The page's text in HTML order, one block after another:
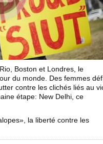
Boston et Londres, le
du monde. Des femmes
contre les clichés liés au
étape: New Delhi, ce
la liberté contre les